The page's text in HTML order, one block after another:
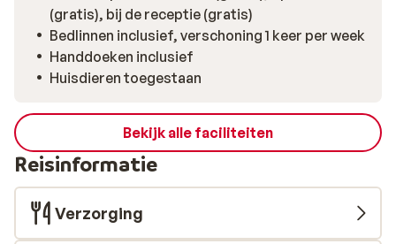
(gratis), bij de receptie (gratis)
Bedlinnen inclusief, verschoning 1 keer per week
Handdoeken inclusief
Huisdieren toegestaan
Bekijk alle faciliteiten
Reisinformatie
Verzorging